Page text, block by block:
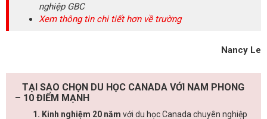
nghiệp GBC
Xem thông tin chi tiết hơn về trường
Nancy Le
TẠI SAO CHỌN DU HỌC CANADA VỚI NAM PHONG
– 10 ĐIỂM MẠNH
1. Kinh nghiệm 20 năm với du học Canada chuyên nghiệp